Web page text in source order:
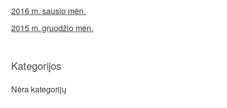
2016 m. sausio mėn.
2015 m. gruodžio mėn.
Kategorijos
Nėra kategorijų